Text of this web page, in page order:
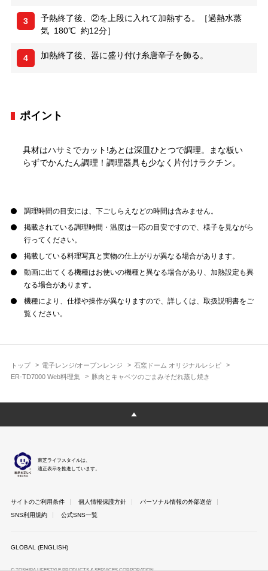
トップ 電子レンジ/オーブンレンジ
石窯ドーム オリジナルレシピ
ER-TD7000 Web料理集
豚肉とキャベツのごまみそだれ蒸し焼き
3
予熱終了後、②を上段に入れて加熱する。［過熱水蒸
気 180℃ 約12分］
4 加熱終了後、器に盛り付け糸唐辛子を飾る。
ポイント
具材はハサミでカット!あとは深皿ひとつで調理。まな板い
らずでかんたん調理！調理器具も少なく片付けラクチン。
調理時間の目安には、下ごしらえなどの時間は含みません。
掲載されている調理時間・温度は一応の目安ですので、様子を見ながら
行ってください。
掲載している料理写真と実物の仕上がりが異なる場合があります。
動画に出てくる機種はお使いの機種と異なる場合があり、加熱設定も異
なる場合があります。
機種により、仕様や操作が異なりますので、詳しくは、取扱説明書をご
覧ください。
東芝ライフスタイルは、
適正表示を推進しています。
サイトのご利用条件 個人情報保護方針
パーソナル情報の外部送信
SNS利用規約
公式SNS一覧
GLOBAL (ENGLISH)